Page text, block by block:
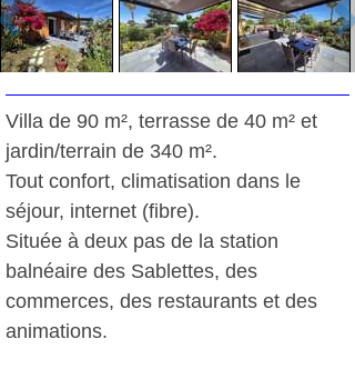
Villa de 90 m², terrasse de 40 m² et
jardin/terrain de 340 m².
Tout confort, climatisation dans le
séjour, internet (fibre).
Située à deux pas de la station
balnéaire des Sablettes, des
commerces, des restaurants et des
animations.